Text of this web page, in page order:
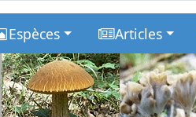
Espèces Articles